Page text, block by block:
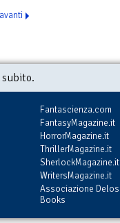
avanti
Fantascienza.com
FantasyMagazine.it
HorrorMagazine.it
ThrillerMagazine.it
SherlockMagazine.it
WritersMagazine.it
Associazione Delos
Books